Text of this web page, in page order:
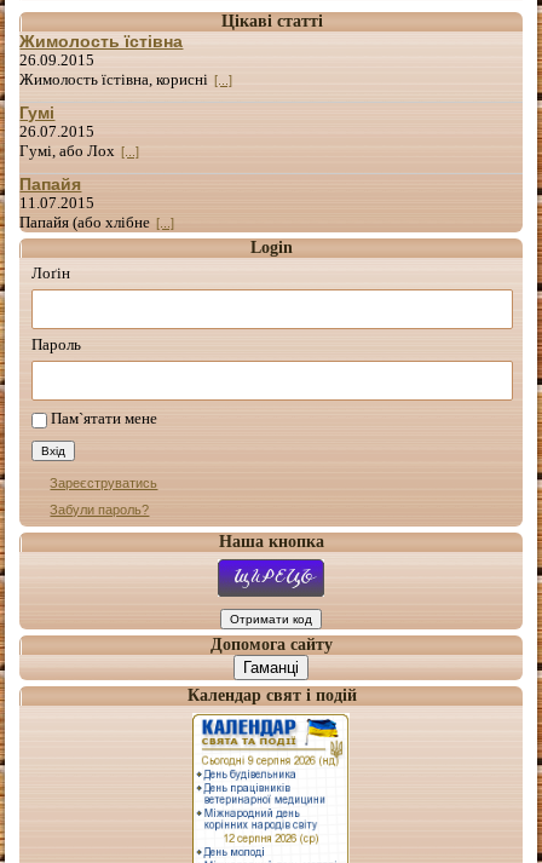
Цікаві статті
Жимолость їстівна
26.09.2015
Жимолость їстівна, корисні [...]
Гумі
26.07.2015
Гумі, або Лох [...]
Папайя
11.07.2015
Папайя (або хлібне [...]
Login
Лоґін
Пароль
Пам`ятати мене
Зареєструватись
Забули пароль?
Наша кнопка
Допомога сайту
Гаманці
Календар свят і подій